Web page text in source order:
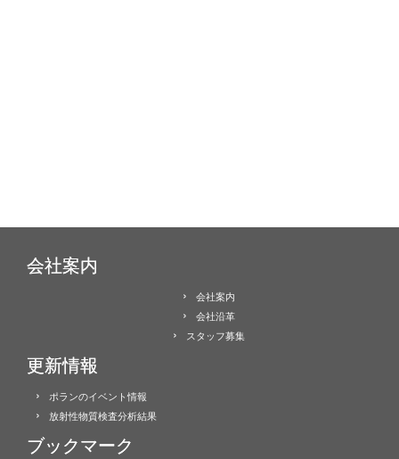
会社案内
会社案内
会社沿革
スタッフ募集
更新情報
ポランのイベント情報
放射性物質検査分析結果
ブックマーク